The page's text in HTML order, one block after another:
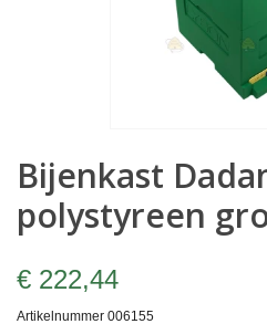
Bijenkast
polystyreen
€ 222,44
Artikelnummer 006155